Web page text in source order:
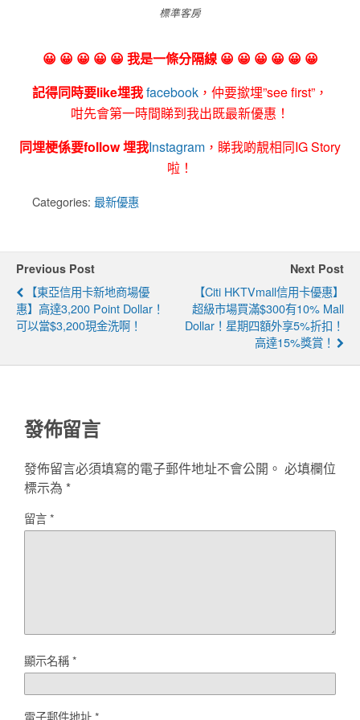
標準客房
😀 😀 😀 😀 😀 我是一條分隔線 😀 😀 😀 😀 😀 😀
記得同時要like埋我facebook ，仲要撳埋”see first”，
咁先會第一時間睇到我出既最新優惠！
同埋梗係要follow 埋我Instagram ，睇我啲靚相同IG Story
啦！
Categories: 最新優惠
Previous Post
【東亞信用卡新地商場優
惠】高達3,200 Point Dollar！
可以當$3,200現金洗啊！
Next Post
【Citi HKTVmall信用卡優惠】
超級市場買滿$300有10% Mall
Dollar！星期四額外享5%折扣！
高達15%獎賞！
發佈留言
發佈留言必須填寫的電子郵件地址不會公開。 必填欄位
標示為 *
留言*
顯示名稱*
電子郵件地址*